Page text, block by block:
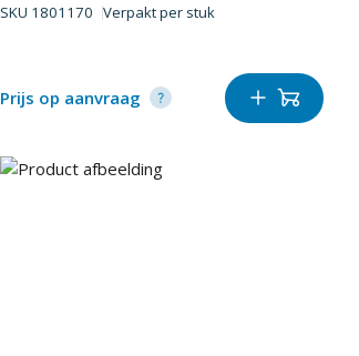
SKU 1801170 Verpakt per stuk
Prijs op aanvraag